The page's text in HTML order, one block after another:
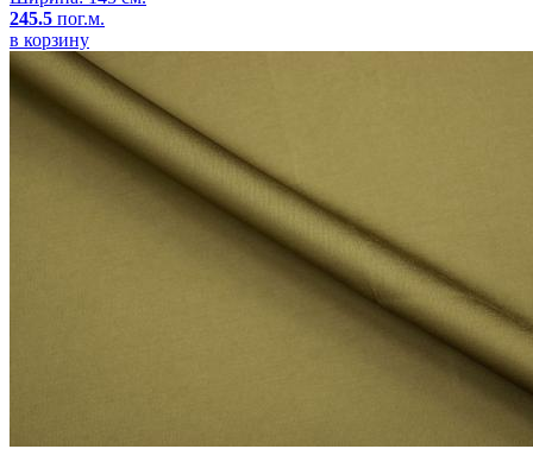
245.5 пог.м.
в корзину